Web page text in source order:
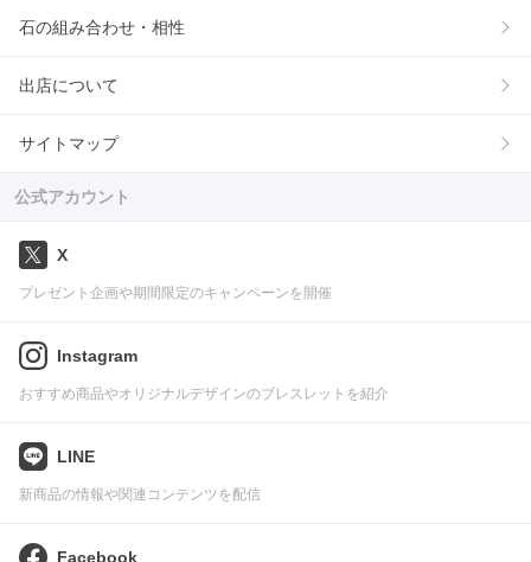
石の組み合わせ・相性
出店について
サイトマップ
公式アカウント
X
プレゼント企画や期間限定のキャンペーンを開催
Instagram
おすすめ商品やオリジナルデザインのブレスレットを紹介
LINE
新商品の情報や関連コンテンツを配信
Facebook